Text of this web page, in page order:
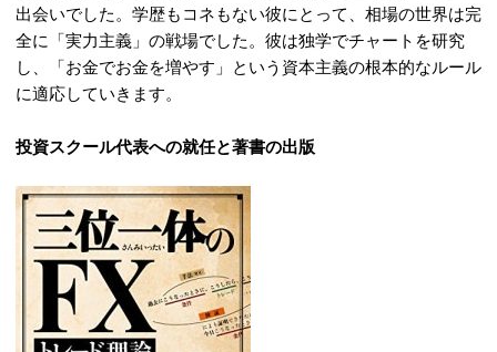
出会いでした。学歴もコネもない彼にとって、相場の世界は完
全に「実力主義」の戦場でした。彼は独学でチャートを研究
し、「お金でお金を増やす」という資本主義の根本的なルール
に適応していきます。
投資スクール代表への就任と著書の出版